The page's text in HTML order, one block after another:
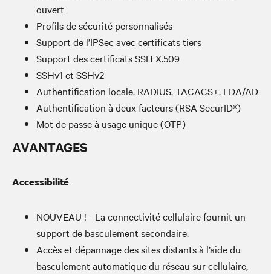
ouvert
Profils de sécurité personnalisés
Support de l’IPSec avec certificats tiers
Support des certificats SSH X.509
SSHv1 et SSHv2
Authentification locale, RADIUS, TACACS+, LDA/AD
Authentification à deux facteurs (RSA SecurID®)
Mot de passe à usage unique (OTP)
AVANTAGES
Accessibilité
NOUVEAU ! - La connectivité cellulaire fournit un
support de basculement secondaire.
Accès et dépannage des sites distants à l’aide du
basculement automatique du réseau sur cellulaire,